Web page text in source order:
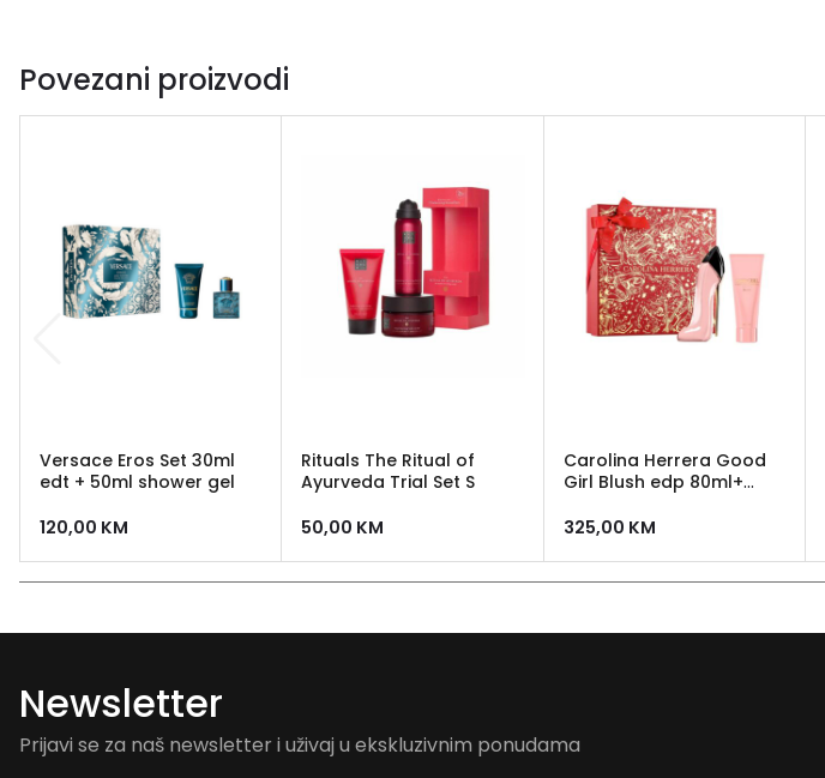
Povezani proizvodi
Versace Eros Set 30ml
edt + 50ml shower gel
120,00 KM
Rituals The Ritual of
Ayurveda Trial Set S
50,00 KM
Carolina Herrera Good
Girl Blush edp 80ml+
325,00 KM
Newsletter
Prijavi se za naš newsletter i uživaj u ekskluzivnim ponudama